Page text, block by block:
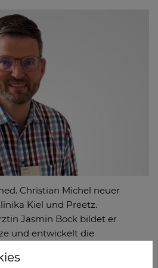
Christian Michel neuer
Kiel und Preetz.
Jasmin Bock bildet er
und entwickelt die